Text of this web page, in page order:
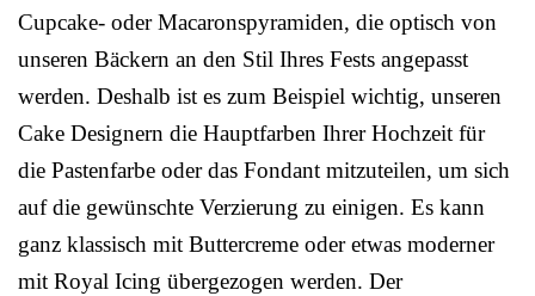
Cupcake- oder Macaronspyramiden, die optisch von
unseren Bäckern an den Stil Ihres Fests angepasst
werden. Deshalb ist es zum Beispiel wichtig, unseren
Cake Designern die Hauptfarben Ihrer Hochzeit für
die Pastenfarbe oder das Fondant mitzuteilen, um sich
auf die gewünschte Verzierung zu einigen. Es kann
ganz klassisch mit Buttercreme oder etwas moderner
mit Royal Icing übergezogen werden. Der